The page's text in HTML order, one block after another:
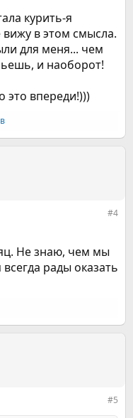
курить-я
вижу в этом смысла.
для меня... чем
и наоборот!
это впереди!)))
#4
Не знаю, чем мы
рады оказать
#5